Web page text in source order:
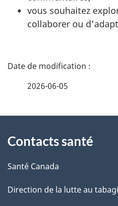
vous souhaitez
collaborer ou
D
i
l
s
2026-06-05
propos
de
ce
Contacts santé
Santé Canada
Direction de la lutte au